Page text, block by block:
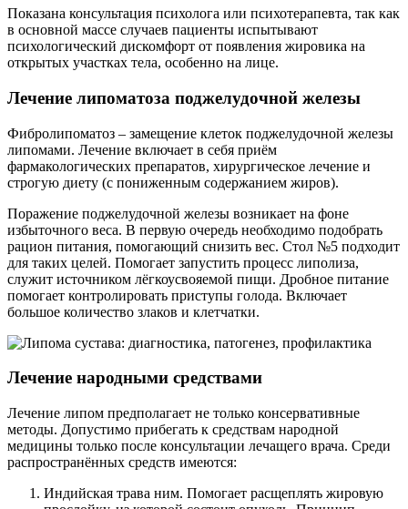
Показана консультация психолога или психотерапевта, так как
в основной массе случаев пациенты испытывают
психологический дискомфорт от появления жировика на
открытых участках тела, особенно на лице.
Лечение липоматоза поджелудочной железы
Фибролипоматоз – замещение клеток поджелудочной железы
липомами. Лечение включает в себя приём
фармакологических препаратов, хирургическое лечение и
строгую диету (с пониженным содержанием жиров).
Поражение поджелудочной железы возникает на фоне
избыточного веса. В первую очередь необходимо подобрать
рацион питания, помогающий снизить вес. Стол №5 подходит
для таких целей. Помогает запустить процесс липолиза,
служит источником лёгкоусвояемой пищи. Дробное питание
помогает контролировать приступы голода. Включает
большое количество злаков и клетчатки.
Лечение народными средствами
Лечение липом предполагает не только консервативные
методы. Допустимо прибегать к средствам народной
медицины только после консультации лечащего врача. Среди
распространённых средств имеются:
Индийская трава ним. Помогает расщеплять жировую